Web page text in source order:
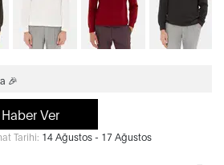
🎉
Ver
Tarihi: 14 Ağustos - 17 Ağustos